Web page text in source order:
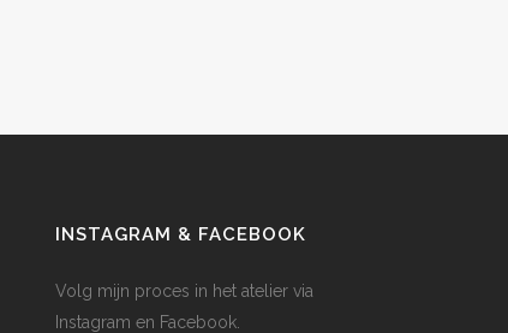
INSTAGRAM & FACEBOOK
Volg mijn proces in het atelier via
Instagram en Facebook.